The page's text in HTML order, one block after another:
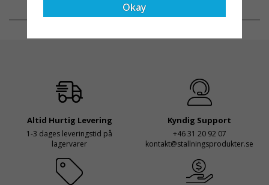
integrerade kardborrestroppen, vilket underlättar
både transport och ordning i verktygsväskan.
valet på
med en leverantör som
både har rätt produkter
och e
men detta kommer det bli
ändring på. Från och med
rullställningar, med s
Altid Hurtig Levering
1-3 dages leveringstid på
lagervarer
Kyndig Support
+46 31 20 92 07
kontakt@stallningsprodukter.se
Okay